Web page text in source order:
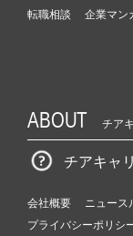
転職相談
企業マン
ABOUT チア
チアキャ
会社概要 ニュース
プライバシーポリシ